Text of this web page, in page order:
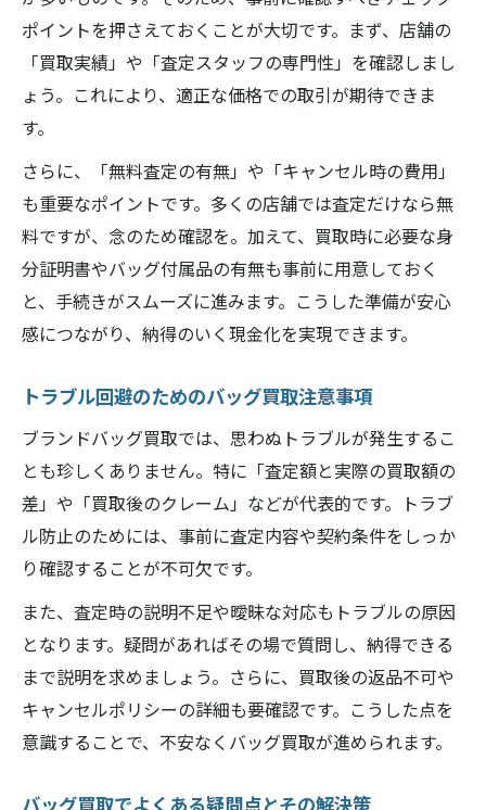
ポイントを押さえておくことが大切です。まず、店舗の
「買取実績」や「査定スタッフの専門性」を確認しまし
ょう。これにより、適正な価格での取引が期待できま
す。
さらに、「無料査定の有無」や「キャンセル時の費用」
も重要なポイントです。多くの店舗では査定だけなら無
料ですが、念のため確認を。加えて、買取時に必要な身
分証明書やバッグ付属品の有無も事前に用意しておく
と、手続きがスムーズに進みます。こうした準備が安心
感につながり、納得のいく現金化を実現できます。
トラブル回避のためのバッグ買取注意事項
ブランドバッグ買取では、思わぬトラブルが発生するこ
とも珍しくありません。特に「査定額と実際の買取額の
差」や「買取後のクレーム」などが代表的です。トラブ
ル防止のためには、事前に査定内容や契約条件をしっか
り確認することが不可欠です。
また、査定時の説明不足や曖昧な対応もトラブルの原因
となります。疑問があればその場で質問し、納得できる
まで説明を求めましょう。さらに、買取後の返品不可や
キャンセルポリシーの詳細も要確認です。こうした点を
意識することで、不安なくバッグ買取が進められます。
バッグ買取でよくある疑問点とその解決策